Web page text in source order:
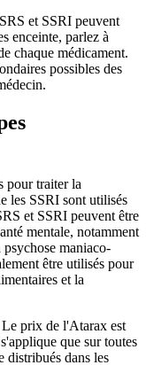
et SSRI peuvent
enceinte, parlez à
chaque médicament.
possibles des
pour traiter la
les SSRI sont utilisés
et SSRI peuvent être
mentale, notamment
maniaco-
être utilisés pour
et la
prix de l'Atarax est
que sur toutes
distribués dans les